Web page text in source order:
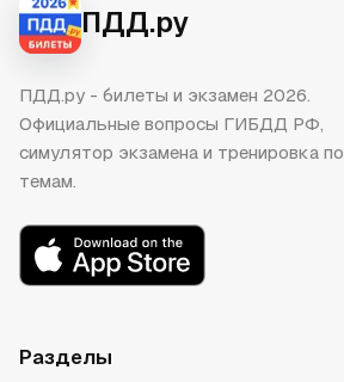
ПДД.ру
ПДД.ру - билеты и экзамен 2026.
Официальные вопросы ГИБДД РФ,
симулятор экзамена и тренировка по
темам.
Разделы